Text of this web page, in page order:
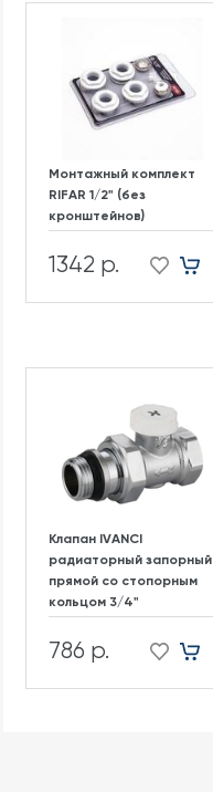
Монтажный комплект
RIFAR 1/2" (без
кронштейнов)
1342 р.
Клапан IVANCI
радиаторный запорный
прямой со стопорным
кольцом 3/4"
786 р.